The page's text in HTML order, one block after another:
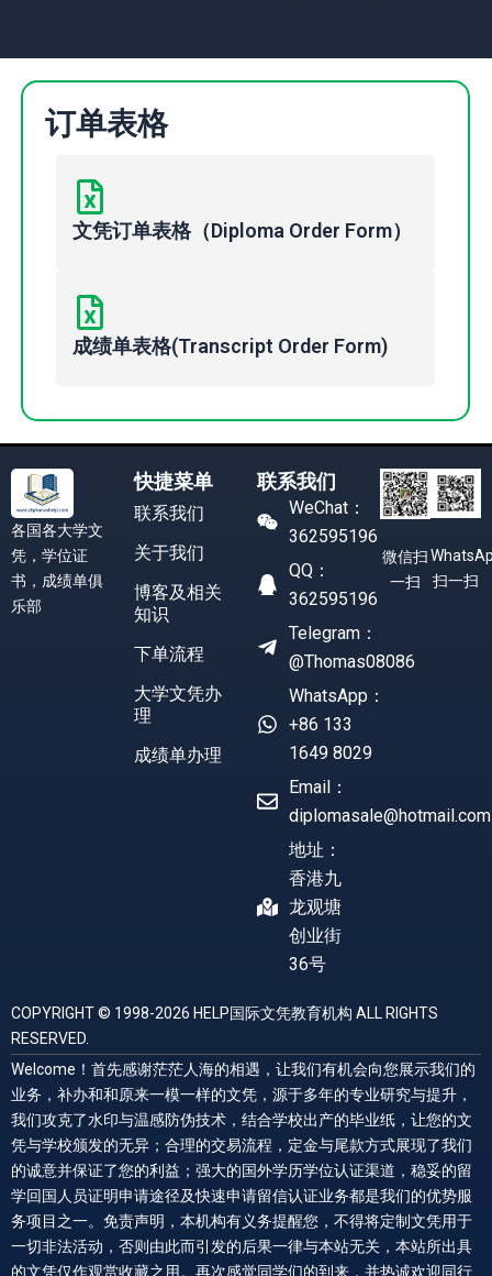
订单表格
文凭订单表格（Diploma Order Form）
成绩单表格(Transcript Order Form)
各国各大学文
凭，学位证
书，成绩单俱
乐部
快捷菜单
联系我们
关于我们
博客及相关
知识
下单流程
大学文凭办
理
成绩单办理
联系我们
WeChat：
362595196
QQ：
362595196
Telegram：
@Thomas08086
WhatsApp：
+86 133
1649 8029
Email：
diplomasale@hotmail.com
地址：
香港九
龙观塘
创业街
36号
微信扫
一扫
扫一扫
COPYRIGHT © 1998-2026 HELP国际文凭教育机构 ALL RIGHTS
RESERVED.
Welcome！首先感谢茫茫人海的相遇，让我们有机会向您展示我们的
业务，补办和和原来一模一样的文凭，源于多年的专业研究与提升，
我们攻克了水印与温感防伪技术，结合学校出产的毕业纸，让您的文
凭与学校颁发的无异；合理的交易流程，定金与尾款方式展现了我们
的诚意并保证了您的利益；强大的国外学历学位认证渠道，稳妥的留
学回国人员证明申请途径及快速申请留信认证业务都是我们的优势服
务项目之一。免责声明，本机构有义务提醒您，不得将定制文凭用于
一切非法活动，否则由此而引发的后果一律与本站无关，本站所出具
的文凭仅作观赏收藏之用。再次感觉同学们的到来，并热诚欢迎同行